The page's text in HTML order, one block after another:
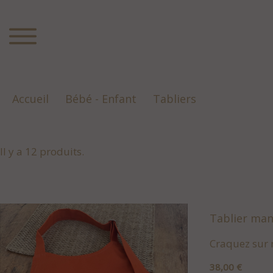
Accueil Bébé - Enfant Tabliers
Il y a 12 produits.
Tablier
Craquez
Prix
38,00 €